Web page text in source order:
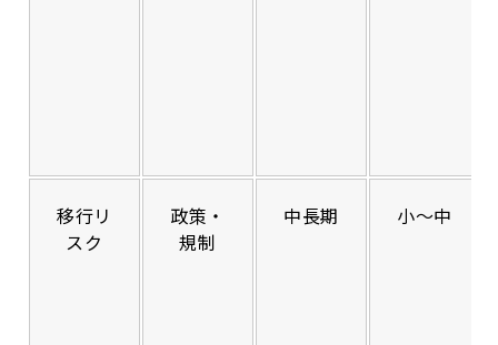
移行リ
スク
政策・
規制
中長期 小〜中